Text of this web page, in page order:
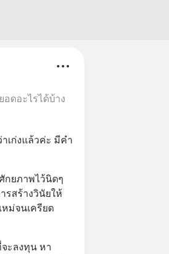
อดอะไรได้บ้าง
เก่งแล้วค่ะ มีคำ
กยภาพไว้นิดๆ
รสร้างวินัยให้
ม่จนเครียด
ะลงทุน หา